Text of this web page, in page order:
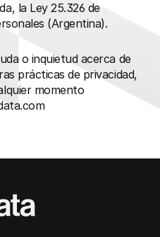
la Ley 25.326 de
(Argentina).
o inquietud acerca de
prácticas de privacidad,
momento